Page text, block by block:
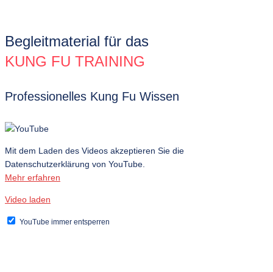
Begleitmaterial für das
KUNG FU TRAINING
Professionelles Kung Fu Wissen
Mit dem Laden des Videos akzeptieren Sie die
Datenschutzerklärung von YouTube.
Mehr erfahren
Video laden
YouTube immer entsperren